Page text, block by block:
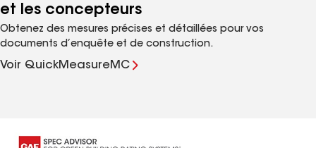
et les concepteurs
Obtenez des mesures précises et détaillées pour vos
documents d’enquête et de construction.
Voir QuickMeasureMC